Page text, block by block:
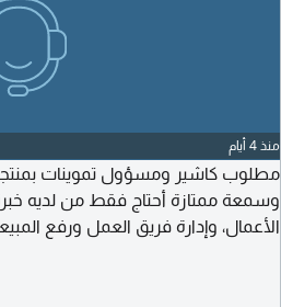
منذ 4 أيام
مطلوب كاشير ومسؤول تموينات
وسمعة ممتازة أحتاج فقط من لديه خبرة
الأعمال، وإدارة فريق العمل ورفع